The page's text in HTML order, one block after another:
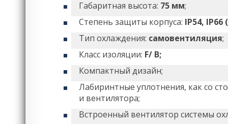
Габаритная высота: 75 мм;
Степень защиты корпуса: IP54, IP66
Тип охлаждения: самовентиляция;
Класс изоляции: F/ B;
Компактный дизайн;
Лабиринтные уплотнения, как со
и вентилятора;
Встроенный вентилятор системы